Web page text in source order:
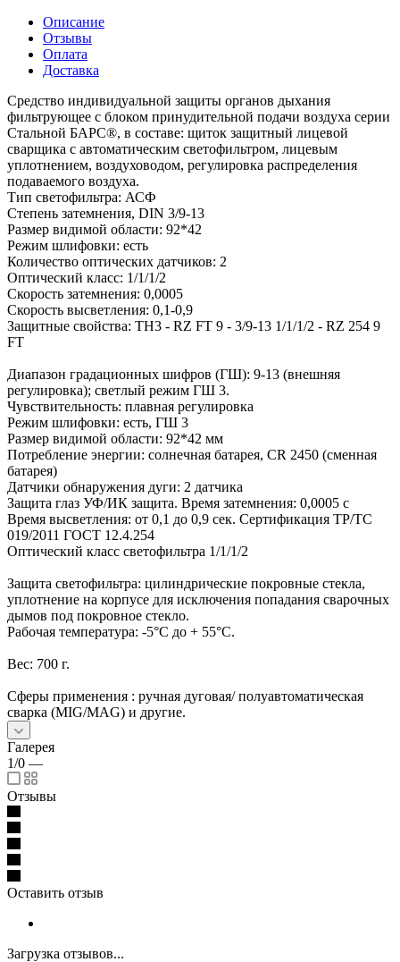
Описание
Отзывы
Оплата
Доставка
Средство индивидуальной защиты органов дыхания
фильтрующее с блоком принудительной подачи воздуха серии
Стальной БАРС®, в составе: щиток защитный лицевой
сварщика с автоматическим светофильтром, лицевым
уплотнением, воздуховодом, регулировка распределения
подаваемого воздуха.
Тип светофильтра: АСФ
Степень затемнения, DIN 3/9-13
Размер видимой области: 92*42
Режим шлифовки: есть
Количество оптических датчиков: 2
Оптический класс: 1/1/1/2
Скорость затемнения: 0,0005
Скорость высветления: 0,1-0,9
Защитные свойства: ТН3 - RZ FT 9 - 3/9-13 1/1/1/2 - RZ 254 9
FT
Диапазон градационных шифров (ГШ): 9-13 (внешняя
регулировка); светлый режим ГШ 3.
Чувствительность: плавная регулировка
Режим шлифовки: есть, ГШ 3
Размер видимой области: 92*42 мм
Потребление энергии: солнечная батарея, CR 2450 (сменная
батарея)
Датчики обнаружения дуги: 2 датчика
Защита глаз УФ/ИК защита. Время затемнения: 0,0005 с
Время высветления: от 0,1 до 0,9 сек. Сертификация ТР/ТС
019/2011 ГОСТ 12.4.254
Оптический класс светофильтра 1/1/1/2
Защита светофильтра: цилиндрические покровные стекла,
уплотнение на корпусе для исключения попадания сварочных
дымов под покровное стекло.
Рабочая температура: -5°C до + 55°C.
Вес: 700 г.
Сферы применения : ручная дуговая/ полуавтоматическая
сварка (MIG/MAG) и другие.
Галерея
1/0 —
Отзывы
Оставить отзыв
Загрузка отзывов...